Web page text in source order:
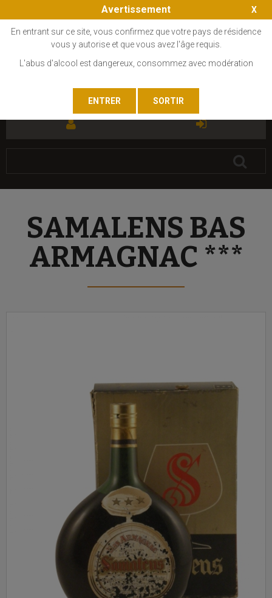
SAMALENS BAS
ARMAGNAC ***
Avertissement
En entrant sur ce site, vous confirmez que votre pays de résidence
vous y autorise et que vous avez l'âge requis.
L'abus d'alcool est dangereux, consommez avec modération